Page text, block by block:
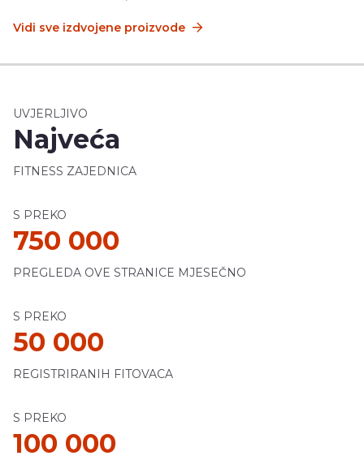
Vidi sve izdvojene proizvode
UVJERLJIVO
Najveća
FITNESS ZAJEDNICA
S PREKO
750 000
PREGLEDA OVE STRANICE MJESEČNO
S PREKO
50 000
REGISTRIRANIH FITOVACA
S PREKO
100 000